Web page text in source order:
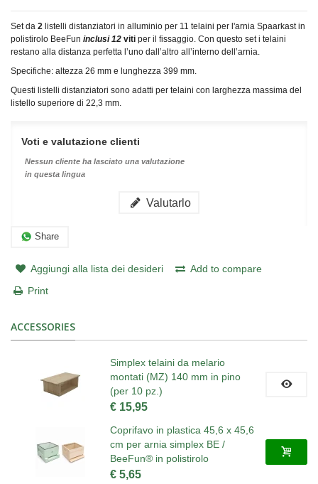
Set da 2 listelli distanziatori in alluminio per 11 telaini per l'arnia Spaarkast in
polistirolo BeeFun inclusi 12 viti per il fissaggio. Con questo set i telaini
restano alla distanza perfetta l’uno dall’altro all’interno dell’arnia.
Specifiche: altezza 26 mm e lunghezza 399 mm.
Questi listelli distanziatori sono adatti per telaini con larghezza massima del
listello superiore di 22,3 mm.
Voti e valutazione clienti
Nessun cliente ha lasciato una valutazione
in questa lingua
Valutarlo
Share
Aggiungi alla lista dei desideri
Add to compare
Print
ACCESSORIES
Simplex telaini da melario
montati (MZ) 140 mm in pino
(per 10 pz.)
€ 15,95
Coprifavo in plastica 45,6 x 45,6
cm per arnia simplex BE /
BeeFun® in polistirolo
€ 5,65